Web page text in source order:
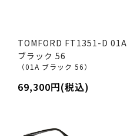
TOMFORD FT1351-D 01A
ブラック 56
（01A ブラック 56）
69,300円(税込)